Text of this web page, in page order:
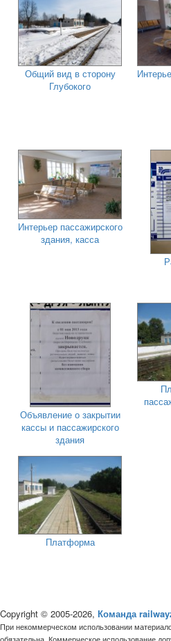
Общий вид в сторону
Глубокого
Интерьер пассажирского
здания, касса
Объявление о закрытии
кассы и пассажирского
здания
Платформа
Copyright © 2005-2026, Команда
При некоммерческом использовании